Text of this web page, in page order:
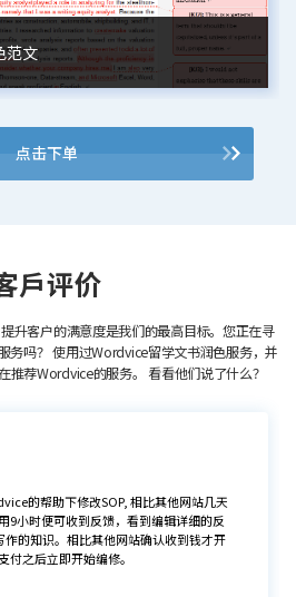
范文
点击下单
戶评价
升客户的满意度是我们的最高目标。您正在寻
务吗？ 使用过Wordvice留学文书润色服务，并
推荐Wordvice的服务。 看看他们说了什么？
业。前段时间因为别的材料耽误了时间，
的精力去修改了。还好编辑给力，终于赶
的直博之路顺利吧。托福也在你家润色
。